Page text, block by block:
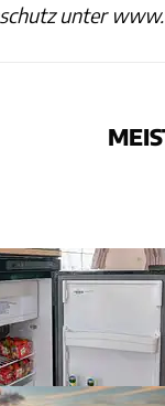
unter